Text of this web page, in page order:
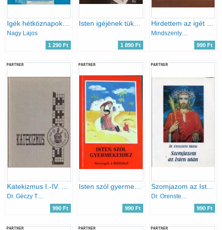
Nagy Lajos
1 290 Ft 1 890 Ft
Mindszenty József
990 Ft
PARTNER
Katekizmus I.-IV. csoport számára
Dr. Géczy Tibor szerk.
990 Ft
PARTNER
Isten szól gyermekeihez (Szövegek a Bibliából)
990 Ft
PARTNER
Szomjazom az Isten után
Dr. Orenstein Mária
990 Ft
PARTNER PARTNER PARTNER